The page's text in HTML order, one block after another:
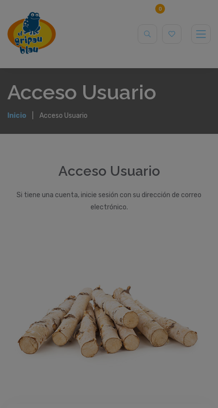
0
Acceso Usuario
Inicio Acceso Usuario
Acceso Usuario
Si tiene una cuenta, inicie sesión con su dirección de correo
electrónico.